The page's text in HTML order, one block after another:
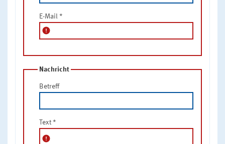
E-Mail *
error
Nachricht
Betreff
Text *
error